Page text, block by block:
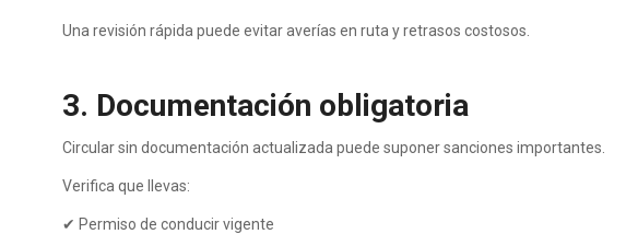
Una revisión rápida puede evitar averías en ruta y retrasos costosos.
3. Documentación obligatoria
Circular sin documentación actualizada puede suponer sanciones importantes.
Verifica que llevas:
✔ Permiso de conducir vigente